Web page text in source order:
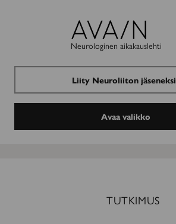
Avain-
lehti
Neurologinen aikakauslehti
Liity Neuroliiton jäseneksi
Avaa valikko
TUTKIMUS